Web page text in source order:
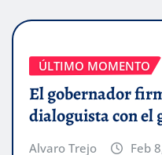
ÚLTIMO MOMENTO
El gobernador
dialoguista con el
Alvaro Trejo Feb